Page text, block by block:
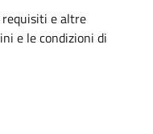
requisiti e altre
e le condizioni di